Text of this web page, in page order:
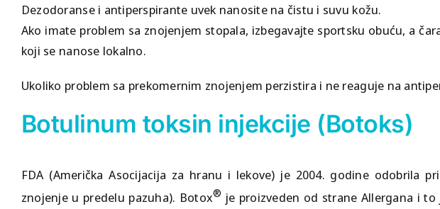
Dezodoranse i antiperspirante uvek nanosite na čistu i suvu kožu.
Ako imate problem sa znojenjem stopala, izbegavajte sportsku obuću, a
koji se nanose lokalno.
Ukoliko problem sa prekomernim znojenjem perzistira i ne reaguje na
Botulinum toksin injekcije (Botoks)
FDA (Američka Asocijacija za hranu i lekove) je 2004. godine odobrila
znojenje u predelu pazuha). Botox® je proizveden od strane Allergana i